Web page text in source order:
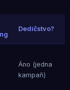
Dedičstvo?
Áno (jedna
kampaň)